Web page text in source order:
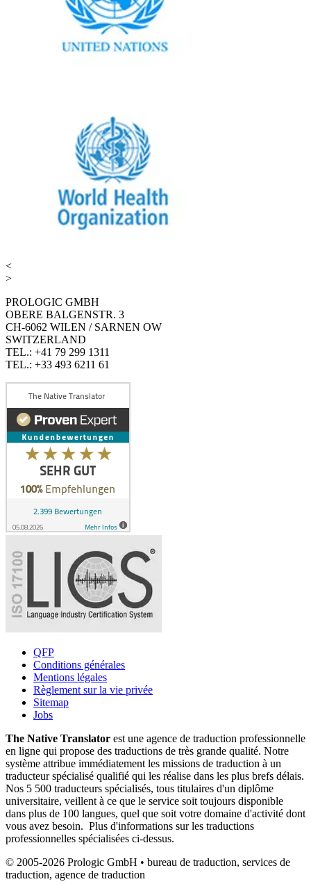
<
>
PROLOGIC GMBH
OBERE BALGENSTR. 3
CH-6062 WILEN / SARNEN OW
SWITZERLAND
TEL.: +41 79 299 1311
TEL.: +33 493 6211 61
QFP
Conditions générales
Mentions légales
Règlement sur la vie privée
Sitemap
Jobs
The Native Translator est une agence de traduction professionnelle
en ligne qui propose des traductions de très grande qualité. Notre
système attribue immédiatement les missions de traduction à un
traducteur spécialisé qualifié qui les réalise dans les plus brefs délais.
Nos 5 500 traducteurs spécialisés, tous titulaires d'un diplôme
universitaire, veillent à ce que le service soit toujours disponible
dans plus de 100 langues, quel que soit votre domaine d'activité dont
vous avez besoin. Plus d'informations sur les traductions
professionnelles spécialisées ci-dessus.
© 2005-2026 Prologic GmbH • bureau de traduction, services de
traduction, agence de traduction